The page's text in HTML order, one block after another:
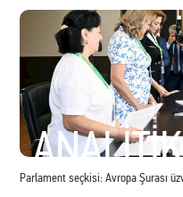
TÜRK DÖVLƏTLƏRİ
ASİYADA
TDT-nin tarixi və hədəfləri
Parlament seçkisi: Avropa Şurası